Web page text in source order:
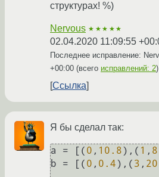
структурах! %)
Nervous ★★★★★
02.04.2020 11:09:55
Последнее исправление:
+00:00 (всего исправлений: 2)
Ссылка
Я бы сделал так:
a = [( 0 , 10.8),( 1 ,
b = [( 0 , 0.4),( 3 ,